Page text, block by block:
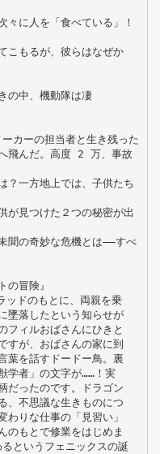
々に人を「食べている」！
こもるが、彼らはなぜか
の中、機動隊は凄
カーの担当者と生き残った
飛んだ。高度 2 万、事故
？一方地上では、子供たち
が見つけた２つの秘密が出
聞の奇妙な危機とは――すべ
の冒険』
ッドのもとに、両親を乗
墜落したという知らせが
フィルおばさんにひきと
すが、おばさんの家に到
葉を話すドードー鳥。裏
学者」の文字が……！実
だったのです。ドラゴン
、不思議な生きものにつ
わりな仕事の「見習い」
のもとで修業をはじめま
というフェニックスの誕